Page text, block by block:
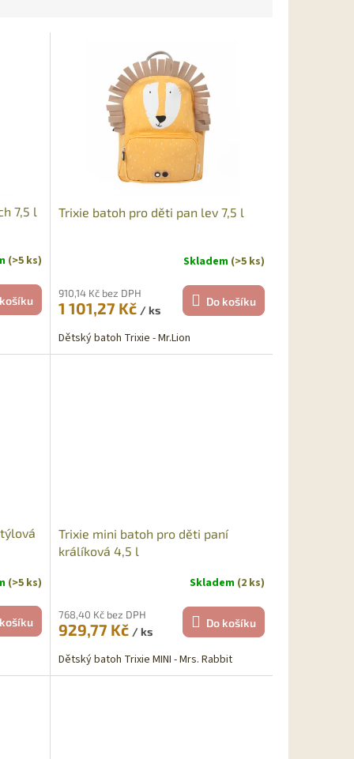
7,5 l
(>5 ks)
Trixie batoh pro děti pan lev 7,5 l
Skladem (>5 ks)
910,14 Kč bez DPH
1 101,27 Kč / ks
Do košíku
Dětský batoh Trixie - Mr.Lion
(>5 ks)
Trixie mini batoh pro děti paní
králíková 4,5 l
Skladem (2 ks)
768,40 Kč bez DPH
929,77 Kč / ks
Do košíku
Dětský batoh Trixie MINI - Mrs. Rabbit